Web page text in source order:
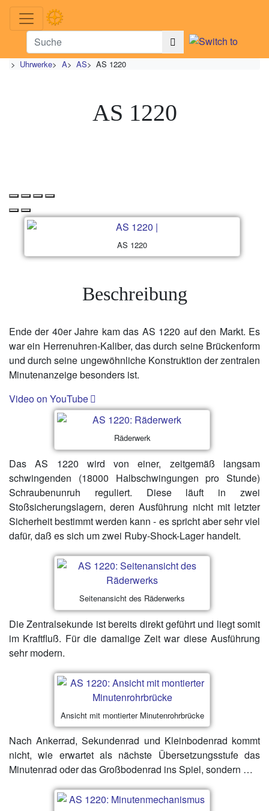
> Uhrwerke> A> AS> AS 1220
AS 1220
AS 1220
Beschreibung
Ende der 40er Jahre kam das AS 1220 auf den Markt. Es
war ein Herrenuhren-Kaliber, das durch seine Brückenform
und durch seine ungewöhnliche Konstruktion der zentralen
Minutenanzeige besonders ist.
Video on YouTube
Räderwerk
Das AS 1220 wird von einer, zeitgemäß langsam
schwingenden (18000 Halbschwingungen pro Stunde)
Schraubenunruh reguliert. Diese läuft in zwei
Stoßsicherungslagern, deren Ausführung nicht mit letzter
Sicherheit bestimmt werden kann - es spricht aber sehr viel
dafür, daß es sich um zwei Ruby-Shock-Lager handelt.
Seitenansicht des Räderwerks
Die Zentralsekunde ist bereits direkt geführt und liegt somit
im Kraftfluß. Für die damalige Zeit war diese Ausführung
sehr modern.
Ansicht mit montierter Minutenrohrbrücke
Nach Ankerrad, Sekundenrad und Kleinbodenrad kommt
nicht, wie erwartet als nächste Übersetzungsstufe das
Minutenrad oder das Großbodenrad ins Spiel, sondern …